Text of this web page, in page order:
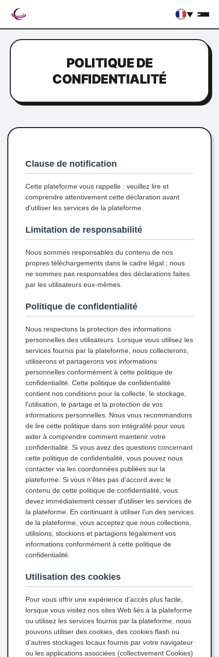
▼
POLITIQUE DE
CONFIDENTIALITÉ
Clause de notification
Cette plateforme vous rappelle : veuillez lire et
comprendre attentivement cette déclaration avant
d'utiliser les services de la plateforme.
Limitation de responsabilité
Nous sommes responsables du contenu de nos
propres téléchargements dans le cadre légal ; nous
ne sommes pas responsables des déclarations faites
par les utilisateurs eux-mêmes.
Politique de confidentialité
Nous respectons la protection des informations
personnelles des utilisateurs. Lorsque vous utilisez les
services fournis par la plateforme, nous collecterons,
utiliserons et partagerons vos informations
personnelles conformément à cette politique de
confidentialité. Cette politique de confidentialité
contient nos conditions pour la collecte, le stockage,
l'utilisation, le partage et la protection de vos
informations personnelles. Nous vous recommandons
de lire cette politique dans son intégralité pour vous
aider à comprendre comment maintenir votre
confidentialité. Si vous avez des questions concernant
cette politique de confidentialité, vous pouvez nous
contacter via les coordonnées publiées sur la
plateforme. Si vous n'êtes pas d'accord avec le
contenu de cette politique de confidentialité, vous
devez immédiatement cesser d'utiliser les services de
la plateforme. En continuant à utiliser l'un des services
de la plateforme, vous acceptez que nous collections,
utilisions, stockions et partagions légalement vos
informations conformément à cette politique de
confidentialité.
Utilisation des cookies
Pour vous offrir une expérience d'accès plus facile,
lorsque vous visitez nos sites Web liés à la plateforme
ou utilisez les services fournis par la plateforme, nous
pouvons utiliser des cookies, des cookies flash ou
d'autres stockages locaux fournis par votre navigateur
ou les applications associées (collectivement Cookies)